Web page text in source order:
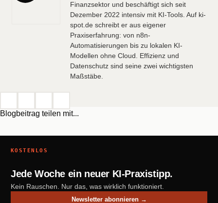
Finanzsektor und beschäftigt sich seit
Dezember 2022 intensiv mit KI-Tools. Auf ki-
spot.de schreibt er aus eigener
Praxiserfahrung: von n8n-
Automatisierungen bis zu lokalen KI-
Modellen ohne Cloud. Effizienz und
Datenschutz sind seine zwei wichtigsten
Maßstäbe.
Blogbeitrag teilen mit...
KOSTENLOS
Jede Woche ein neuer KI-Praxistipp.
Kein Rauschen. Nur das, was wirklich funktioniert.
Newsletter abonnieren →